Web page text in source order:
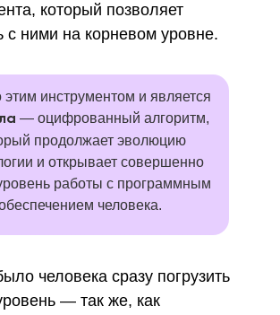
который позволяет
с ними на корневом уровне.
человека сразу погрузить
— так же, как
инструментом и является
— оцифрованный алгоритм,
продолжает эволюцию
и открывает совершенно
работы с программным
человека.